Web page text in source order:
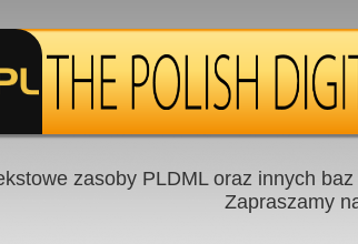
zasoby PLDML oraz innych
Zapraszamy